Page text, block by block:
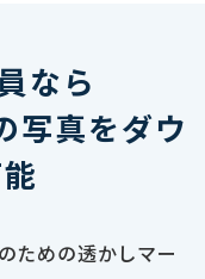
なら
写真をダウ
ための透かしマー